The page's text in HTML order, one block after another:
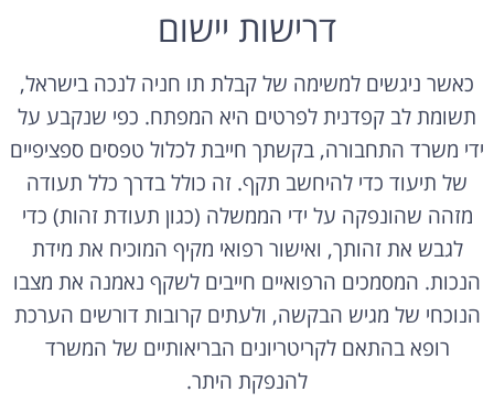
דרישות יישום
כאשר ניגשים למשימה של קבלת תו חניה לנכה בישראל,
תשומת לב קפדנית לפרטים היא המפתח. כפי שנקבע על
ידי משרד התחבורה, בקשתך חייבת לכלול טפסים ספציפיים
של תיעוד כדי להיחשב תקף. זה כולל בדרך כלל תעודה
מזהה שהונפקה על ידי הממשלה (כגון תעודת זהות) כדי
לגבש את זהותך, ואישור רפואי מקיף המוכיח את מידת
הנכות. המסמכים הרפואיים חייבים לשקף נאמנה את מצבו
הנוכחי של מגיש הבקשה, ולעתים קרובות דורשים הערכת
רופא בהתאם לקריטריונים הבריאותיים של המשרד
להנפקת היתר.